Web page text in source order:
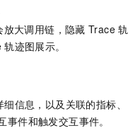
放大调用链，隐藏 Trace 轨
轨迹图展示。
细信息，以及关联的指标、
件和触发交互事件。